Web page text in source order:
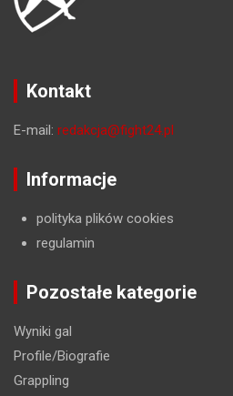
Kontakt
E-mail: redakcja@fight24.pl
Informacje
polityka plików cookies
regulamin
Pozostałe kategorie
Wyniki gal
Profile/Biografie
Grappling